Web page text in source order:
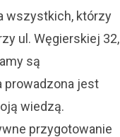
wszystkich, którzy
ul. Węgierskiej 32,
są
prowadzona jest
wiedzą.
przygotowanie